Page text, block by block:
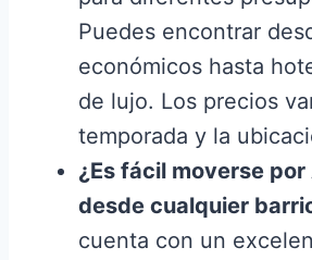
Puedes encontrar
económicos hasta
de lujo. Los precios
temporada y la
¿Es fácil moverse
desde cualquier
cuenta con un